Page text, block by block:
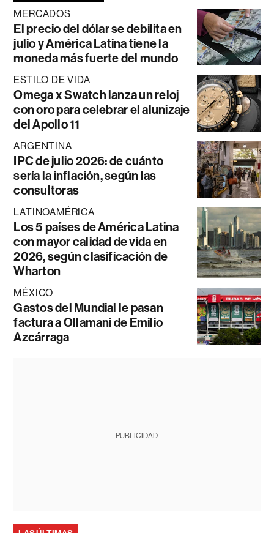
MERCADOS
El precio del dólar se debilita en
julio y América Latina tiene la
moneda más fuerte del mundo
ESTILO DE VIDA
Omega x Swatch lanza un reloj
con oro para celebrar el alunizaje
del Apollo 11
ARGENTINA
IPC de julio 2026: de cuánto
sería la inflación, según las
consultoras
LATINOAMÉRICA
Los 5 países de América Latina
con mayor calidad de vida en
2026, según clasificación de
Wharton
MÉXICO
Gastos del Mundial le pasan
factura a Ollamani de Emilio
Azcárraga
PUBLICIDAD